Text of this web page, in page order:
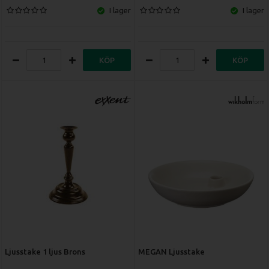
atmosfär i restaurangen eller på caféet.
- Mät platsen ugnen ska stå på så den får plats. - Kolla
hur mycket ström du har att tillgå och kolla hur mycket
din ugn eller har du en bänk redan? - Hur många portioner
varandra kan man laga flera olika måltider samtidigt som
kräver olika temperatur eller ånga.
ger ett mycket realistiskt och varmt sken, helt
brandrisk, rök eller droppande stearin
miljöer där man inte vill eller får ha öppna lågor.
Uppladdningsbara Bordslampor:
Den moderna och
extremt flexibla lösningen. En
lounge-känsla. De är idealiska för uteserveringen, baren
I lager
KÖP
I lager
KÖP
Ljusstake 1 ljus Brons MEGAN Ljusstake